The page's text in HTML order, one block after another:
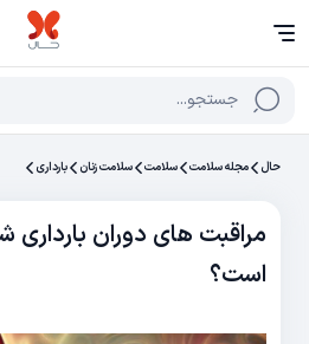
جستجو...
حال مجله سلامت سلامت سلامت زنان بارداری
مراقبت های دوران
است؟